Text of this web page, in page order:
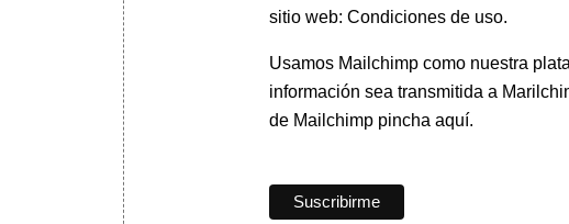
sitio web: Condiciones de uso.
Usamos Mailchimp como nuestra
información sea transmitida a
de Mailchimp pincha aquí.